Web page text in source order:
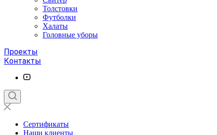
Толстовки
Футболки
Халаты
Головные уборы
Проекты
Контакты
Сертификаты
Наши клиенты